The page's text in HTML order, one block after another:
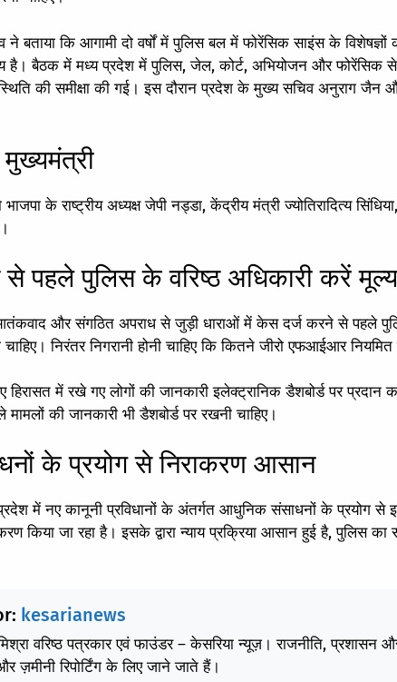
ने बताया कि आगामी दो वर्षों में पुलिस बल में फोरेंसिक साइंस के
है। बैठक में मध्य प्रदेश में पुलिस, जेल, कोर्ट, अभियोजन और फोरेंसिक से
स्थिति की समीक्षा की गई। इस दौरान प्रदेश के मुख्य सचिव अनुराग
के राष्ट्रीय अध्यक्ष जेपी नड्डा, केंद्रीय मंत्री ज्योतिरादित्य
पहले पुलिस के वरिष्ठ अधिकारी करें
और संगठित अपराध से जुड़ी धाराओं में केस दर्ज करने से पहले पुलिस
निरंतर निगरानी होनी चाहिए कि कितने जीरो एफआईआर
में रखे गए लोगों की जानकारी इलेक्ट्रानिक डैशबोर्ड पर प्रदान
की जानकारी भी डैशबोर्ड पर रखनी चाहिए।
के प्रयोग से निराकरण आसान
में नए कानूनी प्रविधानों के अंतर्गत आधुनिक संसाधनों के प्रयोग से
किया जा रहा है। इसके द्वारा न्याय प्रक्रिया आसान हुई है, पुलिस
kesarianews
वरिष्ठ पत्रकार एवं फाउंडर – केसरिया न्यूज़। राजनीति, प्रशासन
ज़मीनी रिपोर्टिंग के लिए जाने जाते हैं।